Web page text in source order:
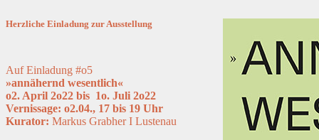
Herzliche Einladung zurAusstellung
Auf Einladung #o5
»annähernd wesentlich«
o2. April 2o22 bis 1o. Juli 2o22
Vernissage: o2.04., 17 bis 19 Uhr
Kurator: Markus Grabher I Lustenau